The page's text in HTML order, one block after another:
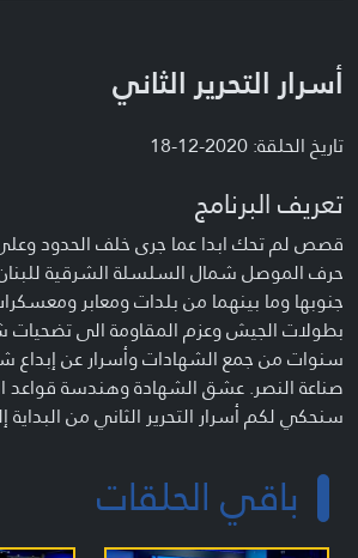
أسرار التحرير الثاني
تاريخ الحلقة: 2020-12-18
تعريف البرنامج
قصص لم تحك ابدا عما جرى خلف الحدود
حرف الموصل شمال السلسلة الشرقية
جنوبها وما بينهما من بلدات ومعابر
بطولات الجيش وعزم المقاومة الى
سنوات من جمع الشهادات وأسرار عن إبداع
صناعة النصر. عشق الشهادة وهندسة قواعد
سنحكي لكم أسرار التحرير الثاني من البداية
باقي الحلقات